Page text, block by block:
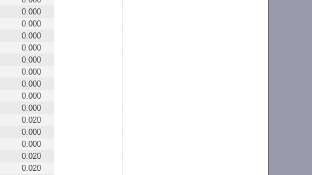
0.000
0.000
0.000
0.000
0.000
0.000
0.000
0.000
0.000
0.020
0.000
0.000
0.020
0.020